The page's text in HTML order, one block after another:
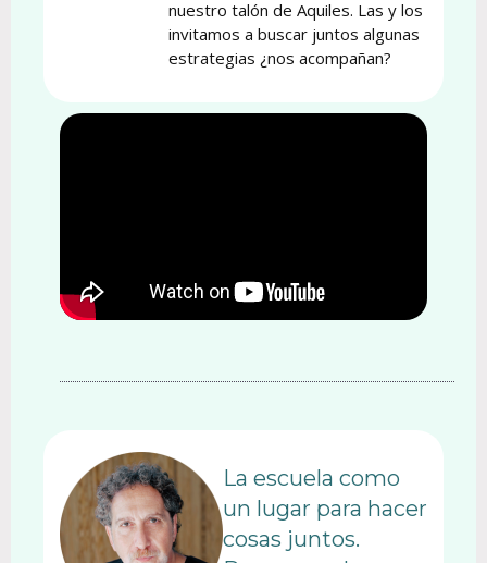
nuestro talón de Aquiles. Las y los
invitamos a buscar juntos algunas
estrategias ¿nos acompañan?
La escuela como
un lugar para hacer
cosas juntos.